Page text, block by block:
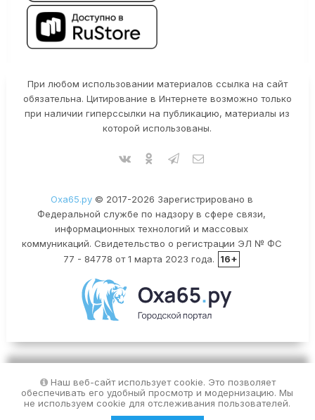
При любом использовании материалов ссылка на сайт
обязательна. Цитирование в Интернете возможно только
при наличии гиперссылки на публикацию, материалы из
которой использованы.
Оха65.ру© 2017-2026 Зарегистрировано в
Федеральной службе по надзору в сфере связи,
информационных технологий и массовых
коммуникаций. Свидетельство о регистрации ЭЛ № ФС
77 - 84778 от 1 марта 2023 года.
16+
Наш веб-сайт использует cookie. Это позволяет
обеспечивать его удобный просмотр и модернизацию. Мы
не используем cookie для отслеживания пользователей.